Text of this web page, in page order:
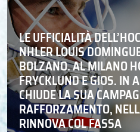
LE UFFICIALITÀ
NHLER LOUIS
BOLZANO. AL MILANO
FRYCKLUND E GIOS. IN
CHIUDE LA SUA
RAFFORZAMENTO,
RINNOVA COL FASSA